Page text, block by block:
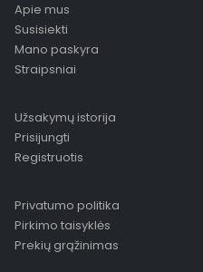
Apie mus
Susisiekti
Mano paskyra
Straipsniai
Užsakymų istorija
Prisijungti
Registruotis
Privatumo politika
Pirkimo taisyklės
Prekių grąžinimas